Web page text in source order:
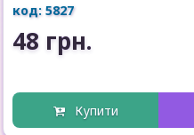
код: 5827
48 грн.
Купити